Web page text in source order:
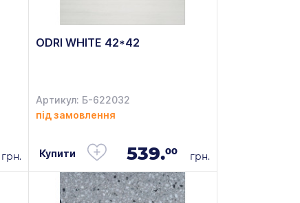
грн.
ODRI WHITE 42*42
Артикул: Б-622032
під замовлення
Купити 539.00 грн.